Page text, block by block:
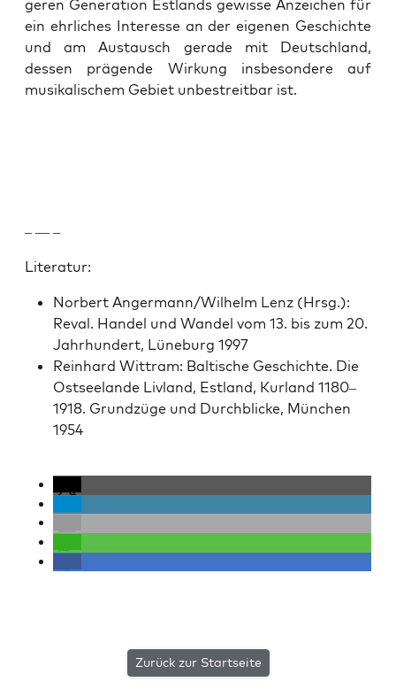
geren Gen­er­a­tion Est­lands gewisse Anze­ichen für
ein ehrlich­es Inter­esse an der eige­nen Geschichte
und am Aus­tausch ger­ade mit Deutsch­land,
dessen prä­gende Wirkung ins­beson­dere auf
musikalis­chem Gebi­et unbe­stre­it­bar ist.
– — –
Lit­er­atur:
Nor­bert Angermann/Wilhelm Lenz (Hrsg.):
Reval. Han­del und Wan­del vom 13. bis zum 20.
Jahrhun­dert, Lüneb­urg 1997
Rein­hard Wit­tram: Baltische Geschichte. Die
Ost­see­lande Liv­land, Est­land, Kur­land 1180–
1918. Grundzüge und Durch­blicke, München
1954
Zurück zur Startseite